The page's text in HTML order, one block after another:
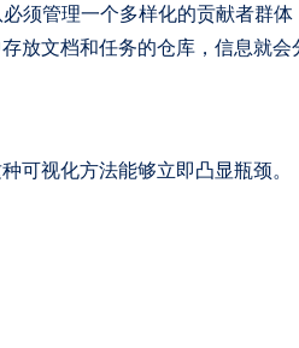
须管理一个多样化的贡献者群
放文档和任务的仓库，信息就会
可视化方法能够立即凸显瓶颈。